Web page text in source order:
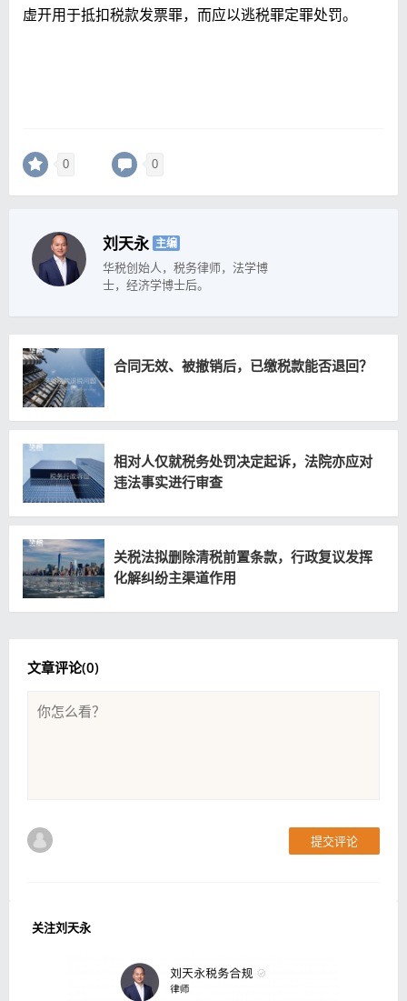
虚开用于抵扣税款发票罪，而应以逃税罪定罪处罚。
0 0
刘天永 主编
华税创始人，税务律师，法学博
士，经济学博士后。
合同无效、被撤销后，已缴税款能否退回？
相对人仅就税务处罚决定起诉，法院亦应对
违法事实进行审查
关税法拟删除清税前置条款，行政复议发挥
化解纠纷主渠道作用
文章评论(0)
提交评论
关注刘天永